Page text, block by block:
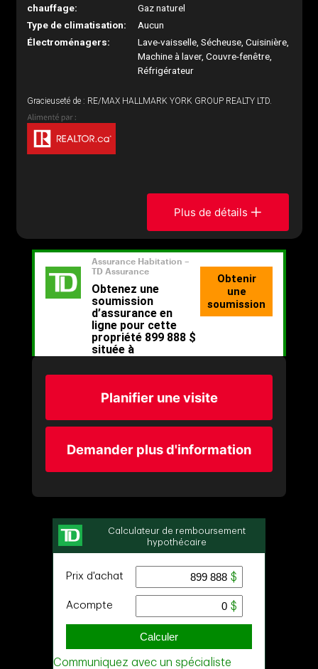
chauffage:
Gaz naturel
Type de climatisation:
Aucun
Électroménagers:
Lave-vaisselle, Sécheuse, Cuisinière,
Machine à laver, Couvre-fenêtre,
Réfrigérateur
Gracieuseté de : RE/MAX HALLMARK YORK GROUP REALTY LTD.
Plus de détails
Planifier une visite
Demander plus d'information